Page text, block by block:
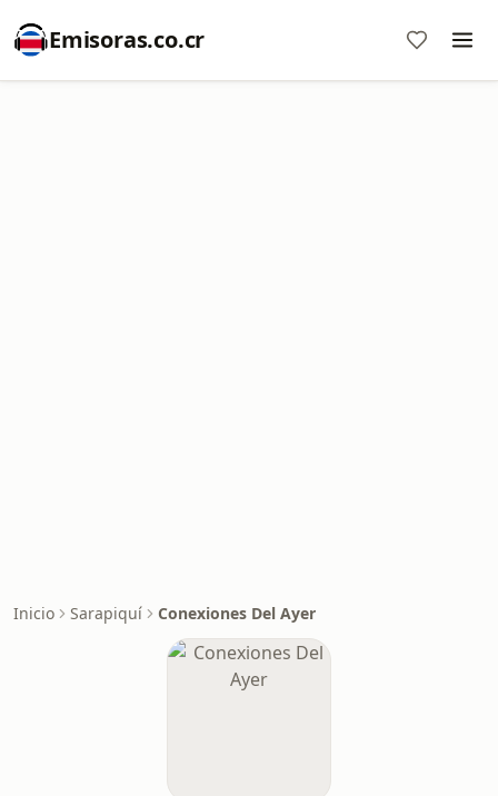
Emisoras.co.cr
Inicio Sarapiquí Conexiones Del Ayer